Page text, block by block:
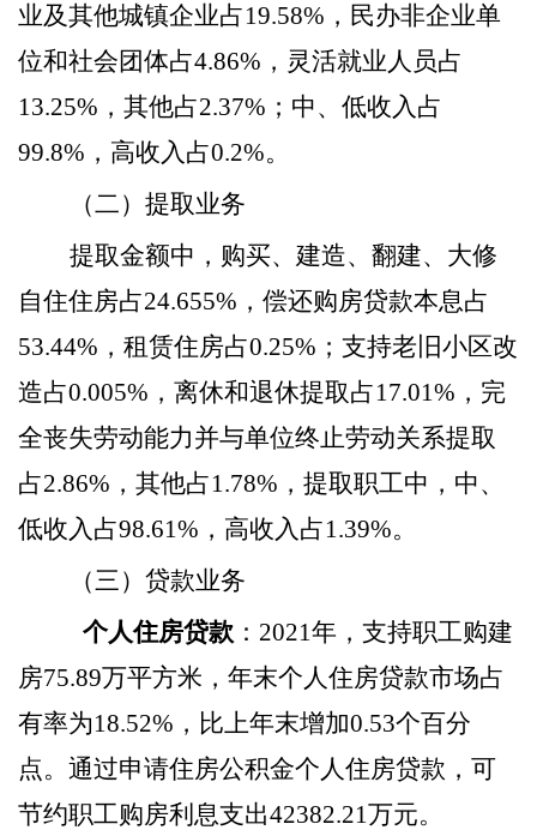
业及其他城镇企业占19.58%，民办非企业单
位和社会团体占4.86%，灵活就业人员占
13.25%，其他占2.37%；中、低收入占
99.8%，高收入占0.2%。
（二）提取业务
提取金额中，购买、建造、翻建、大修
自住住房占24.655%，偿还购房贷款本息占
53.44%，租赁住房占0.25%；支持老旧小区改
造占0.005%，离休和退休提取占17.01%，完
全丧失劳动能力并与单位终止劳动关系提取
占2.86%，其他占1.78%，提取职工中，中、
低收入占98.61%，高收入占1.39%。
（三）贷款业务
个人住房贷款： 2021年，支持职工购建
房75.89万平方米，年末个人住房贷款市场占
有率为18.52%，比上年末增加0.53个百分
点。通过申请住房公积金个人住房贷款，可
节约职工购房利息支出42382.21万元。